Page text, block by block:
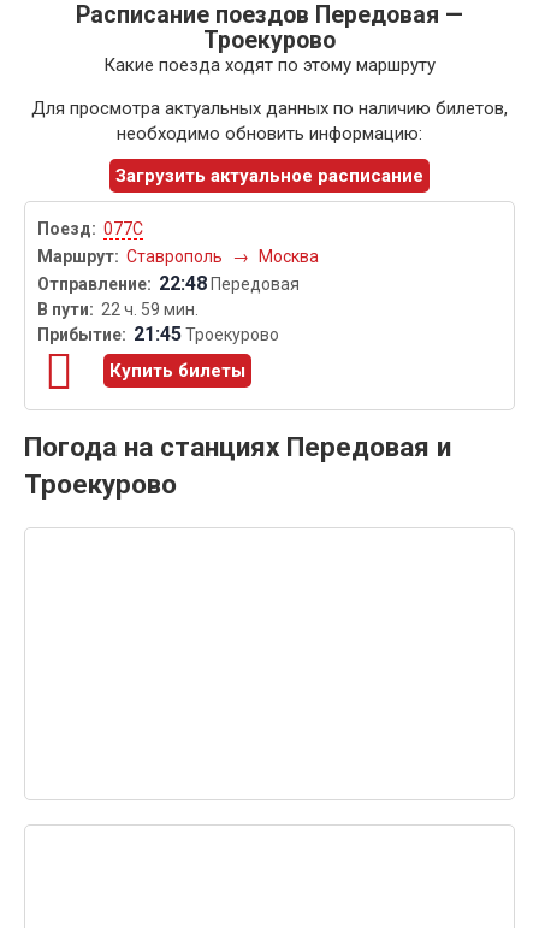
Расписание поездов Передовая —
Троекурово
Какие поезда ходят по этому маршруту
Для просмотра актуальных данных по наличию билетов,
необходимо обновить информацию:
Загрузить актуальное расписание
077С
Ставрополь
→ Москва
22:48 Передовая
22 ч. 59 мин.
21:45Троекурово
Купить билеты
Погода на станциях Передовая и
Троекурово